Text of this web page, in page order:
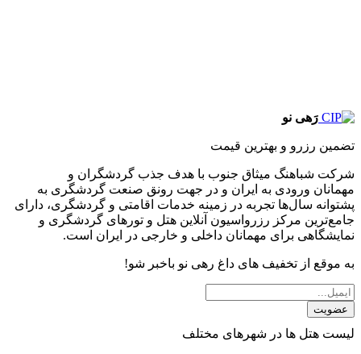
رَهی نو
تضمین رزرو و بهترین قیمت
شرکت شباهنگ میثاق جنوب با هدف جذب گردشگران و
مهمانان ورودی به ایران و در جهت رونق صنعت گردشگری به
پشتوانه سال‌ها تجربه در زمینه خدمات اقامتی و گردشگری، دارای
جامع‌ترین مرکز رزرواسیون آنلاین هتل و تورهای گردشگری و
نمایشگاهی برای مهمانان داخلی و خارجی در ایران است.
به موقع از تخفیف های داغ رهی نو باخبر شو!
عضویت
لیست هتل ها در شهرهای مختلف